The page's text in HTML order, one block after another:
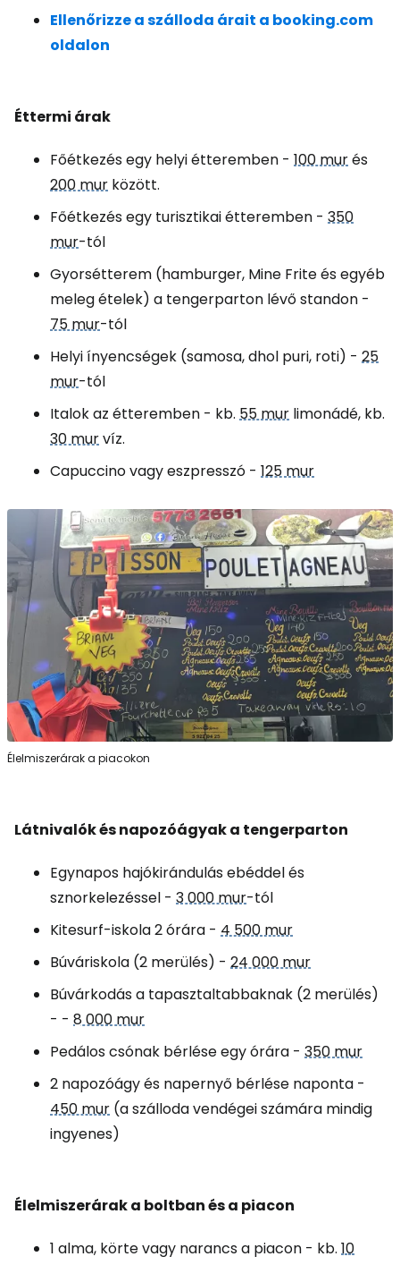
Ellenőrizze a szálloda árait a booking.com
oldalon
Éttermi árak
Főétkezés egy helyi étteremben - 100 murés
200 mur között.
Főétkezés egy turisztikai étteremben - 350
mur-tól
Gyorsétterem (hamburger, Mine Frite és egyéb
meleg ételek) a tengerparton lévő standon -
75 mur-tól
Helyi ínyencségek (samosa, dhol puri, roti) - 25
mur-tól
Italok az étteremben - kb. 55 mur limonádé, kb.
30 murvíz.
Capuccino vagy eszpresszó - 125 mur
Élelmiszerárak a piacokon
Látnivalók és napozóágyak a tengerparton
Egynapos hajókirándulás ebéddel és
sznorkelezéssel - 3 000 mur-tól
Kitesurf-iskola 2 órára - 4 500 mur
Búváriskola (2 merülés) - 24 000 mur
Búvárkodás a tapasztaltabbaknak (2 merülés)
- - 8 000 mur
Pedálos csónak bérlése egy órára - 350 mur
2 napozóágy és napernyő bérlése naponta -
450 mur (a szálloda vendégei számára mindig
ingyenes)
Élelmiszerárak a boltban és a piacon
1 alma, körte vagy narancs a piacon - kb. 10